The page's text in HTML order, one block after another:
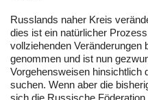
Russlands naher Kreis
dies ist ein natürlicher
vollziehenden Veränderungen
genommen und ist nun
Vorgehensweisen hinsichtlich
suchen. Wenn aber die